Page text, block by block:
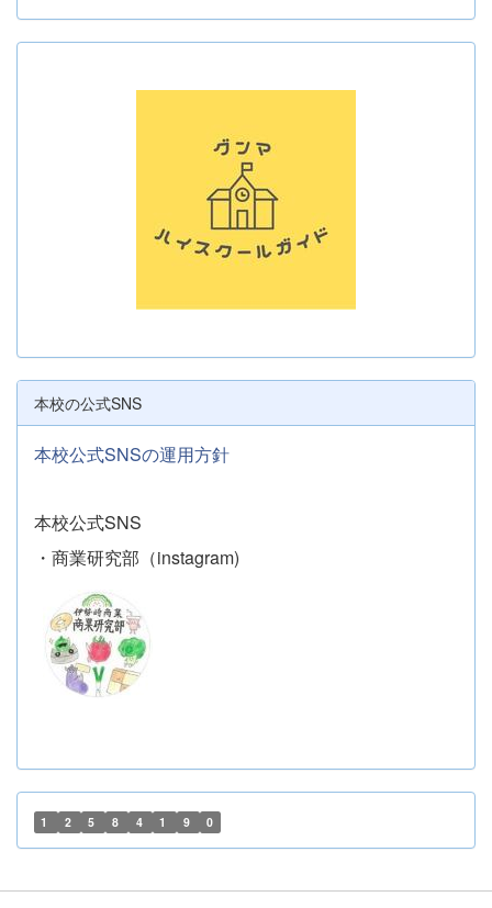
本校の公式SNS
本校公式SNSの運用方針
本校公式SNS
・商業研究部（instagram)
1 2 5 8 4 1 9 0